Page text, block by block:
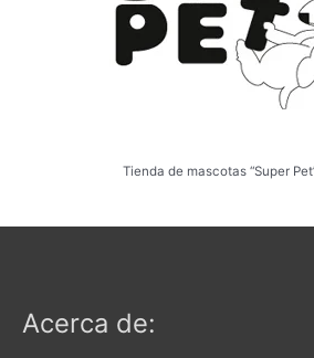
Tienda de mascotas “Super
Acerca de: